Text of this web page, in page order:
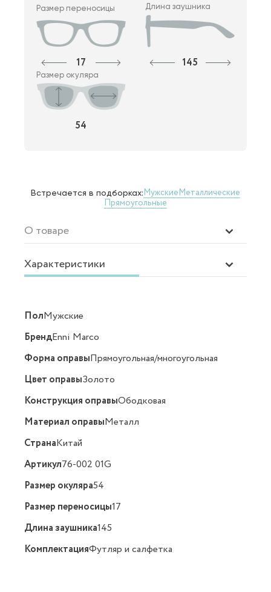
Размер переносицы
17
Длина заушника
145
Размер окуляра
54
Встречается в подборках:МужскиеМеталлические
Прямоугольные
О товаре
Характеристики
ПолМужские
БрендEnni Marco
Форма оправыПрямоугольная/многоугольная
Цвет оправыЗолото
Конструкция оправыОбодковая
Материал оправыМеталл
СтранаКитай
Артикул76-002 01G
Размер окуляра54
Размер переносицы17
Длина заушника145
КомплектацияФутляр и салфетка